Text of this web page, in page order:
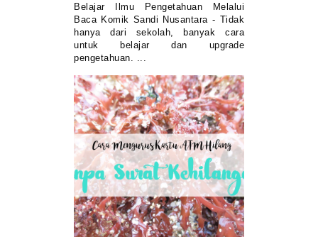
Belajar Ilmu Pengetahuan Melalui
Baca Komik Sandi Nusantara - Tidak
hanya dari sekolah, banyak cara
untuk belajar dan upgrade
pengetahuan. ...